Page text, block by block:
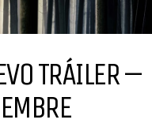
TRÁILER –